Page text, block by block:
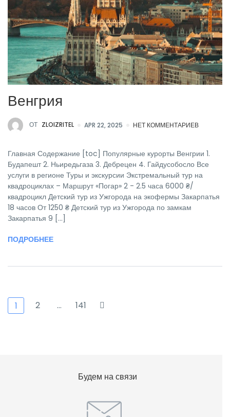
Венгрия
ОТ ZLOIZRITEL APR 22, 2025 НЕТ КОММЕНТАРИЕВ
Главная Содержание [toc] Популярные курорты Венгрии 1.
Будапешт 2. Ньиредьгаза 3. Дебрецен 4. Гайдусобосло Все
услуги в регионе Туры и экскурсии Экстремальный тур на
квадроциклах – Маршрут «Погар» 2 - 2.5 часа 6000 ₴/
квадроцикл Детский тур из Ужгорода на экофермы Закарпатья
18 часов От 1250 ₴ Детский тур из Ужгорода по замкам
Закарпатья 9 [...]
ПОДРОБНЕЕ
1 2 … 141
Будем на связи